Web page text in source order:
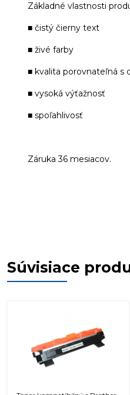
Základné vlastnosti
■ čistý čierny text
■ živé farby
■ kvalita porovnateľná s
■ vysoká výťažnosť
■ spoľahlivosť
Záruka 36 mesiacov.
Súvisiace